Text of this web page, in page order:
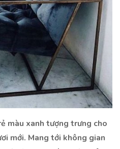
màu xanh tượng trưng cho
mới. Mang tới không gian